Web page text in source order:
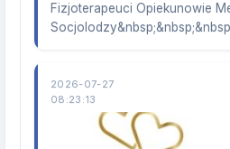
Fizjoterapeuci Opiekunowie
2026-07-27
08:23:13